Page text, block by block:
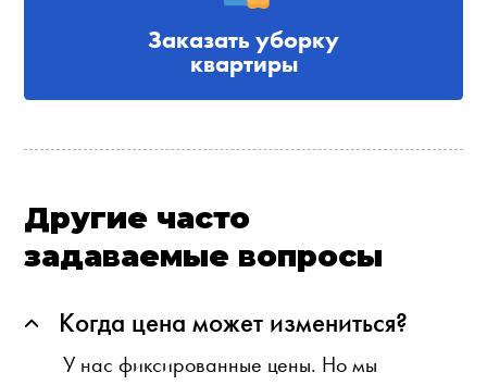
Заказать уборку
квартиры
Другие часто
задаваемые вопросы
Когда цена может измениться?
У нас фиксированные цены. Но мы